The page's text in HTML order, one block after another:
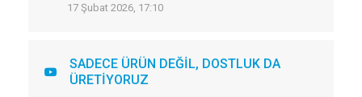
17 Şubat 2026, 17:10
SADECE ÜRÜN DEĞİL, DOSTLUK DA
ÜRETİYORUZ